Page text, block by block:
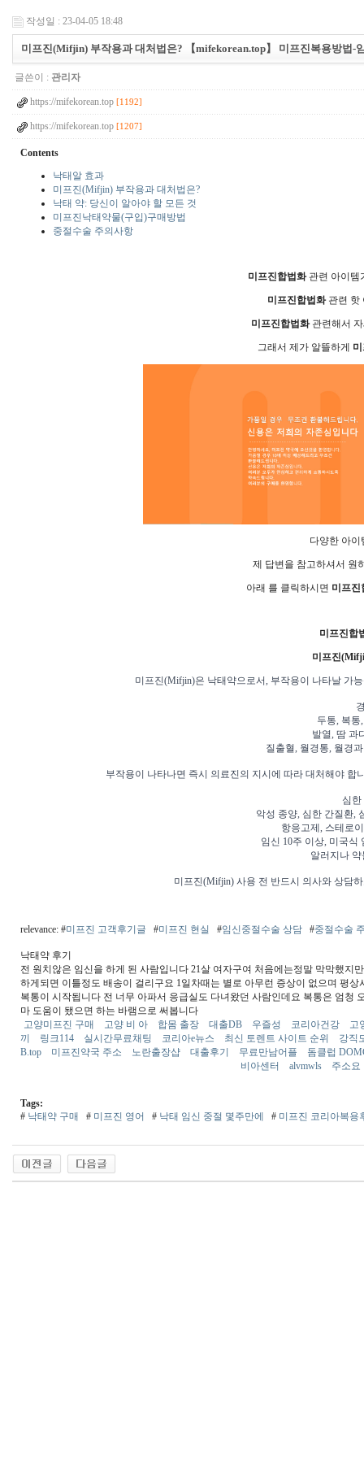
작성일 : 23-04-05 18:48
미프진(Mifjin) 부작용과 대처법은? 【mifekorean.top】 미프진복용방법-
글쓴이 : 관리자
https://mifekorean.top [1192]
https://mifekorean.top [1207]
Contents
낙태알 효과
미프진(Mifjin) 부작용과 대처법은?
낙태 약: 당신이 알아야 할 모든 것
미프진낙태약물(구입)구매방법
중절수술 주의사항
미프진합법화관련 아이템
미프진합법화관련 핫
미프진합법화관련해서 자
그래서 제가 알뜰하게
다양한 아
제 답변을 참고하셔서 원
아래 를 클릭하시면 미프진
미프진합
미프진
미프진(Mifjin)은 낙태약으로서, 부작용이 나타날 가
두통, 복통
발열, 땀 과
질출혈, 월경통, 월경
부작용이 나타나면 즉시 의료진의 지시에 따라 대처해야
심
악성 종양, 심한 간질환,
항응고제, 스테로
임신 10주 이상, 미국식
알러지나
미프진(Mifjin) 사용 전 반드시 의사와 상담
relevance: #미프진 고객후기글 #미프진 현실 #임신중절수술 상담 #중절수술
낙태약 후기
전 원치않은 임신을 하게 된 사람입니다 21살 여자구여 처음에는정말 막막했
하게되면 이틀정도 배송이 걸리구요 1일차때는 별로 아무런 증상이 없으며 평
복통이 시작됩니다 전 너무 아파서 응급실도 다녀왔던 사람인데요 복통은 엄
마 도움이 됐으면 하는 바램으로 써봅니다
고양미프진 구매
고양 비 아 합몸 출장 대출DB 우즐성 코리아건강
고
끼
링크114 실시간무료채팅 코리아e뉴스 최신 토렌트 사이트 순위
강직
B.top
미프진약국 주소 노란출장샵 대출후기 무료만남어플
돔클럽
비아센터
alvmwls 주소요
Tags:
# 낙태약 구매 # 미프진 영어 # 낙태 임신 중절 몇주만에 # 미프진 코리아복용